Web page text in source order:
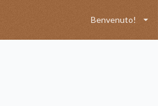
Benvenuto!